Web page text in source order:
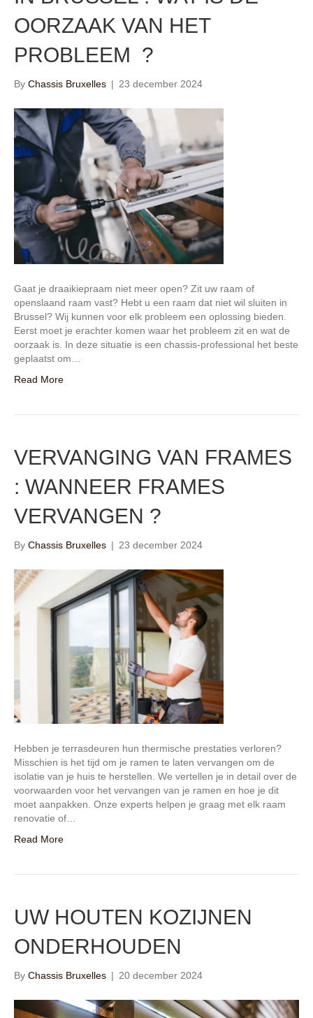
OORZAAK VAN HET
PROBLEEM ?
By Chassis Bruxelles | 23 december 2024
Gaat je draaikiepraam niet meer open? Zit uw raam of
openslaand raam vast? Hebt u een raam dat niet wil sluiten in
Brussel? Wij kunnen voor elk probleem een oplossing bieden.
Eerst moet je erachter komen waar het probleem zit en wat de
oorzaak is. In deze situatie is een chassis-professional het beste
geplaatst om…
Read More
VERVANGING VAN FRAMES
: WANNEER FRAMES
VERVANGEN ?
By Chassis Bruxelles | 23 december 2024
Hebben je terrasdeuren hun thermische prestaties verloren?
Misschien is het tijd om je ramen te laten vervangen om de
isolatie van je huis te herstellen. We vertellen je in detail over de
voorwaarden voor het vervangen van je ramen en hoe je dit
moet aanpakken. Onze experts helpen je graag met elk raam
renovatie of…
Read More
UW HOUTEN KOZIJNEN
ONDERHOUDEN
By Chassis Bruxelles | 20 december 2024